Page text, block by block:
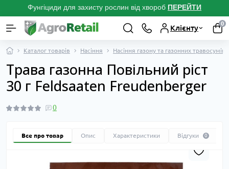
Фунгіциди для захисту рослин від хвороб ПЕРЕЙТИ
Клієнту
0
Каталог товарів Насіння Насіння газону та газонних
Трава газонна Повільний ріст
30 г Feldsaaten Freudenberger
0
Все про товар Опис Характеристики Відгуки 0